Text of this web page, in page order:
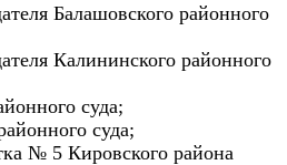
Балашовского районного
Калининского районного
суда;
суда;
№ 5 Кировского района